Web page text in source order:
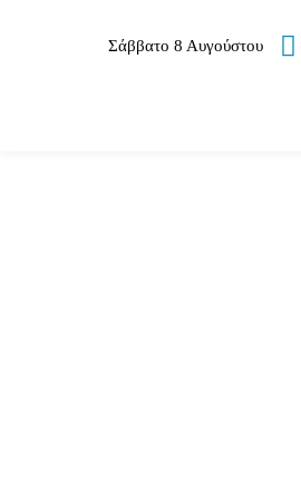
Σάββατο 8 Αυγούστου